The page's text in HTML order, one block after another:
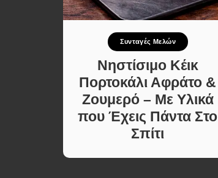
Συνταγές Μελών
Νηστίσιμο Κέικ
Πορτοκάλι Αφράτο &
Ζουμερό – Με Υλικά
που Έχεις Πάντα Στο
Σπίτι